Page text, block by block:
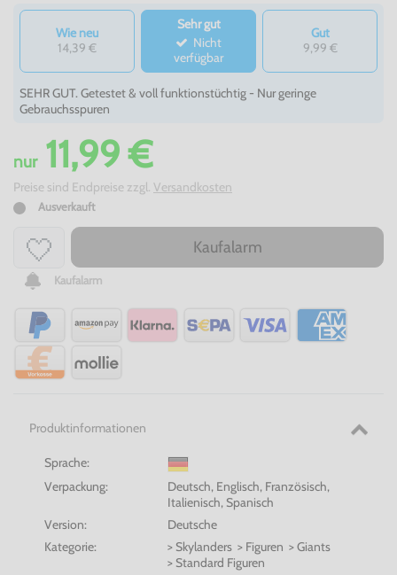
Wie neu
14,39 €
Sehr gut
verfügbar
Gut
9,99 €
SEHR GUT. Getestet & voll funktionstüchtig - Nur geringe
Gebrauchsspuren
nur11,99 €
Preise sind Endpreise zzgl. Versandkosten
Ausverkauft
Kaufalarm
Kaufalarm
Produktinformationen
Sprache:
Verpackung:
Deutsch, Englisch, Französisch,
Italienisch, Spanisch
Version:
Deutsche
Kategorie:
> Skylanders > Figuren > Giants
> Standard Figuren